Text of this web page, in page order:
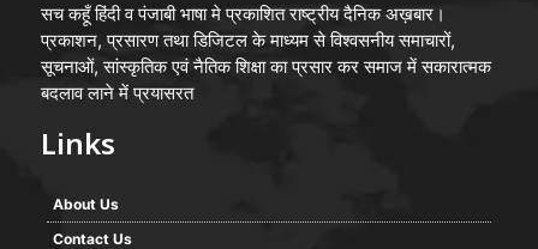
सच कहूँ हिंदी व पंजाबी भाषा मे प्रकाशित राष्ट्रीय दैनिक अख़बार।
प्रकाशन, प्रसारण तथा डिजिटल के माध्यम से विश्वसनीय समाचारों,
सूचनाओं, सांस्कृतिक एवं नैतिक शिक्षा का प्रसार कर समाज में सकारात्मक
बदलाव लाने में प्रयासरत
Links
About Us
Contact Us